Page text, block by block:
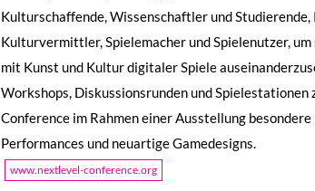
Kulturschaffende, Wissenschaftler und Studierende,
Kulturvermittler, Spielemacher und Spielenutzer,
mit Kunst und Kultur digitaler Spiele
Workshops, Diskussionsrunden und Spielestationen
Conference im Rahmen einer Ausstellung
Performances und neuartige Gamedesigns.
www.nextlevel-conference.org